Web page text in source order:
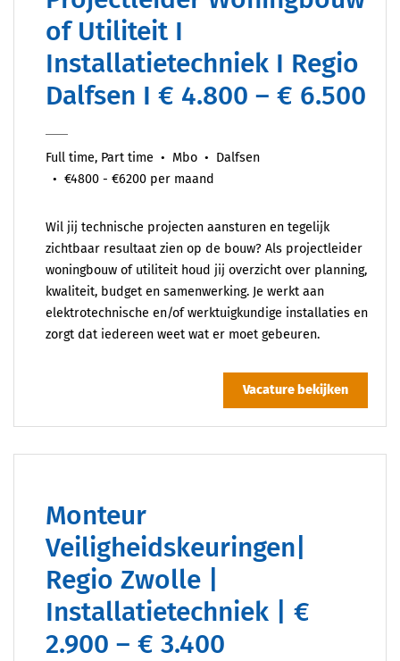
of Utiliteit I
Installatietechniek I Regio
Dalfsen I € 4.800 – € 6.500
Full time, Part time Mbo
Dalfsen
€4800 - €6200 per maand
Wil jij technische projecten aansturen en tegelijk
zichtbaar resultaat zien op de bouw? Als projectleider
woningbouw of utiliteit houd jij overzicht over planning,
kwaliteit, budget en samenwerking. Je werkt aan
elektrotechnische en/of werktuigkundige installaties en
zorgt dat iedereen weet wat er moet gebeuren.
Vacature bekijken
Monteur
Veiligheidskeuringen|
Regio Zwolle |
Installatietechniek | €
2.900 – € 3.400